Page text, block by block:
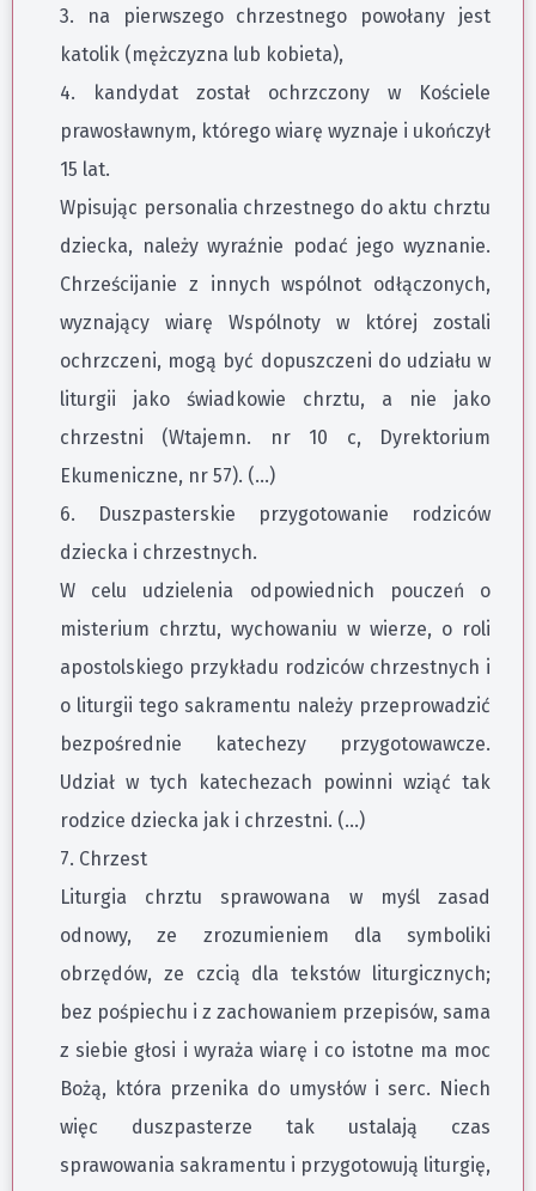
3. na pierwszego chrzestnego powołany jest
katolik (mężczyzna lub kobieta),
4. kandydat został ochrzczony w Kościele
prawosławnym, którego wiarę wyznaje i ukończył
15 lat.
Wpisując personalia chrzestnego do aktu chrztu
dziecka, należy wyraźnie podać jego wyznanie.
Chrześcijanie z innych wspólnot odłączonych,
wyznający wiarę Wspólnoty w której zostali
ochrzczeni, mogą być dopuszczeni do udziału w
liturgii jako świadkowie chrztu, a nie jako
chrzestni (Wtajemn. nr 10 c, Dyrektorium
Ekumeniczne, nr 57). (…)
6. Duszpasterskie przygotowanie rodziców
dziecka i chrzestnych.
W celu udzielenia odpowiednich pouczeń o
misterium chrztu, wychowaniu w wierze, o roli
apostolskiego przykładu rodziców chrzestnych i
o liturgii tego sakramentu należy przeprowadzić
bezpośrednie katechezy przygotowawcze.
Udział w tych katechezach powinni wziąć tak
rodzice dziecka jak i chrzestni. (…)
7. Chrzest
Liturgia chrztu sprawowana w myśl zasad
odnowy, ze zrozumieniem dla symboliki
obrzędów, ze czcią dla tekstów liturgicznych;
bez pośpiechu i z zachowaniem przepisów, sama
z siebie głosi i wyraża wiarę i co istotne ma moc
Bożą, która przenika do umysłów i serc. Niech
więc duszpasterze tak ustalają czas
sprawowania sakramentu i przygotowują liturgię,